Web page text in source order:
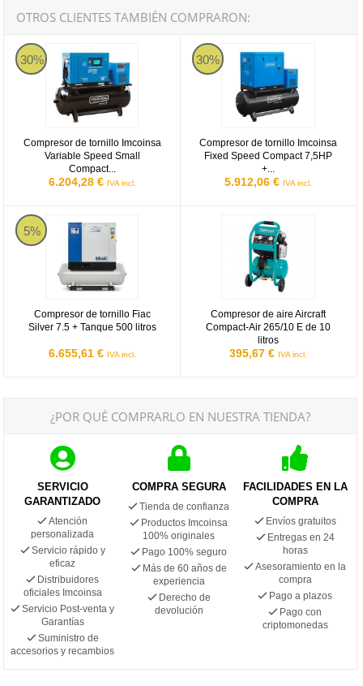
OTROS CLIENTES TAMBIÉN COMPRARON:
30%
Compresor de tornillo Imcoinsa
Variable Speed Small
Compact...
6.204,28 € IVA incl.
Compresor de tornillo Imcoinsa Variable Speed Small Compact
30%
Compresor de tornillo Imcoinsa
Fixed Speed Compact 7,5HP
+...
5.912,06 € IVA incl.
Compresor de tornillo Imcoinsa
5%
Compresor de tornillo Fiac
Silver 7.5 + Tanque 500 litros
6.655,61 € IVA incl.
Compresor de tornillo Fiac Silver 7.5 + Tanque 500 litros
Compresor de aire Aircraft
Compact-Air 265/10 E de 10
litros
395,67 € IVA incl.
¿POR QUÉ COMPRARLO EN NUESTRA TIENDA?
SERVICIO
GARANTIZADO
Atención
personalizada
Servicio rápido y
eficaz
Distribuidores
oficiales Imcoinsa
Servicio Post-venta y
Garantías
Suministro de
accesorios y recambios
COMPRA SEGURA
Tienda de confianza
Productos Imcoinsa
100% originales
Pago 100% seguro
Más de 60 años de
experiencia
Derecho de
devolución
FACILIDADES EN LA
COMPRA
Envíos gratuitos
Entregas en 24
horas
Asesoramiento en la
compra
Pago a plazos
Pago con
criptomonedas